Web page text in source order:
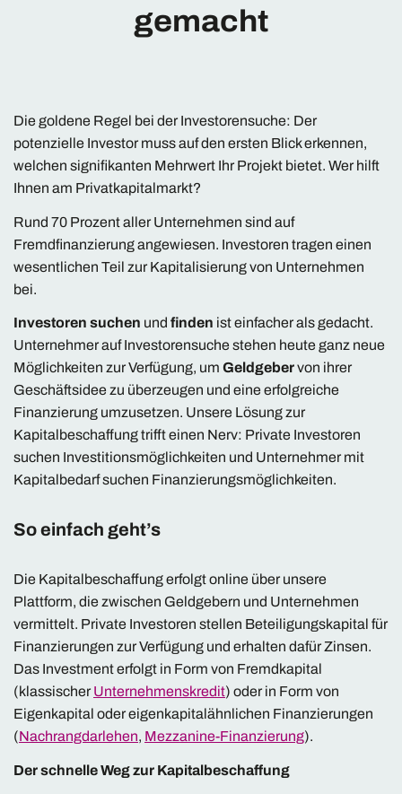
gemacht
Die goldene Regel bei der Investorensuche: Der
potenzielle Investor muss auf den ersten Blick erkennen,
welchen signifikanten Mehrwert Ihr Projekt bietet. Wer hilft
Ihnen am Privatkapitalmarkt?
Rund 70 Prozent aller Unternehmen sind auf
Fremdfinanzierung angewiesen. Investoren tragen einen
wesentlichen Teil zur Kapitalisierung von Unternehmen
bei.
Investoren suchen und finden ist einfacher als gedacht.
Unternehmer auf Investorensuche stehen heute ganz neue
Möglichkeiten zur Verfügung, um Geldgebervon ihrer
Geschäftsidee zu überzeugen und eine erfolgreiche
Finanzierung umzusetzen. Unsere Lösung zur
Kapitalbeschaffung trifft einen Nerv: Private Investoren
suchen Investitionsmöglichkeiten und Unternehmer mit
Kapitalbedarf suchen Finanzierungsmöglichkeiten.
So einfach geht’s
Die Kapitalbeschaffung erfolgt online über unsere
Plattform, die zwischen Geldgebern und Unternehmen
vermittelt. Private Investoren stellen Beteiligungskapital für
Finanzierungen zur Verfügung und erhalten dafür Zinsen.
Das Investment erfolgt in Form von Fremdkapital
(klassischer Unternehmenskredit) oder in Form von
Eigenkapital oder eigenkapitalähnlichen Finanzierungen
(Nachrangdarlehen, Mezzanine-Finanzierung).
Der schnelle Weg zur Kapitalbeschaffung